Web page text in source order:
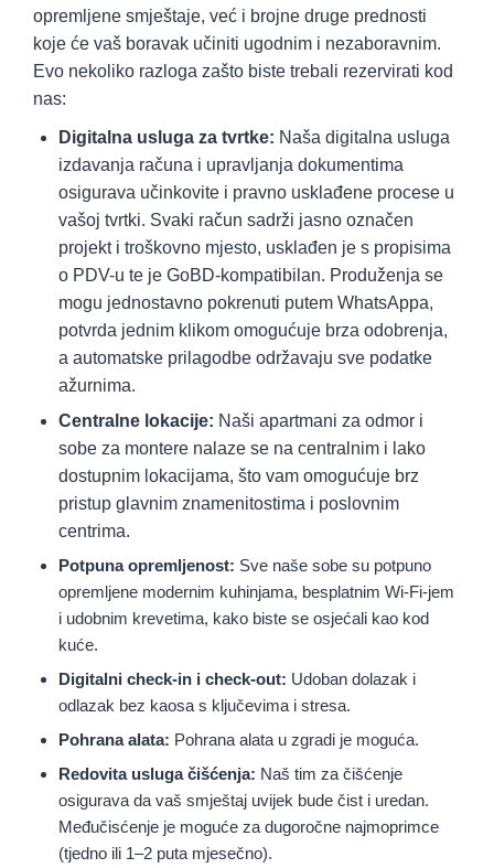
opremljene smještaje, već i brojne druge prednosti
koje će vaš boravak učiniti ugodnim i nezaboravnim.
Evo nekoliko razloga zašto biste trebali rezervirati kod
nas:
Digitalna usluga za tvrtke: Naša digitalna usluga
izdavanja računa i upravljanja dokumentima
osigurava učinkovite i pravno usklađene procese u
vašoj tvrtki. Svaki račun sadrži jasno označen
projekt i troškovno mjesto, usklađen je s propisima
o PDV-u te je GoBD-kompatibilan. Produženja se
mogu jednostavno pokrenuti putem WhatsAppa,
potvrda jednim klikom omogućuje brza odobrenja,
a automatske prilagodbe održavaju sve podatke
ažurnima.
Centralne lokacije: Naši apartmani za odmor i
sobe za montere nalaze se na centralnim i lako
dostupnim lokacijama, što vam omogućuje brz
pristup glavnim znamenitostima i poslovnim
centrima.
Potpuna opremljenost: Sve naše sobe su potpuno
opremljene modernim kuhinjama, besplatnim Wi-Fi-jem
i udobnim krevetima, kako biste se osjećali kao kod
kuće.
Digitalni check-in i check-out: Udoban dolazak i
odlazak bez kaosa s ključevima i stresa.
Pohrana alata: Pohrana alata u zgradi je moguća.
Redovita usluga čišćenja: Naš tim za čišćenje
osigurava da vaš smještaj uvijek bude čist i uredan.
Međučisćenje je moguće za dugoročne najmoprimce
(tjedno ili 1–2 puta mjesečno).